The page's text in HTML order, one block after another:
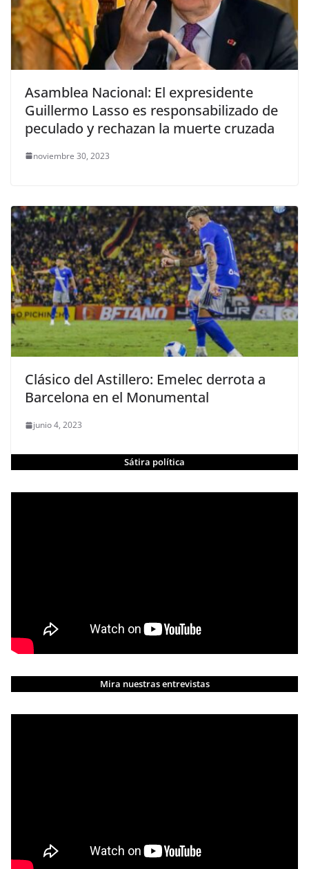
Asamblea Nacional: El expresidente
Guillermo Lasso es responsabilizado de
peculado y rechazan la muerte cruzada
noviembre 30, 2023
Clásico del Astillero: Emelec derrota a
Barcelona en el Monumental
junio 4, 2023
Sátira política
Mira nuestras entrevistas